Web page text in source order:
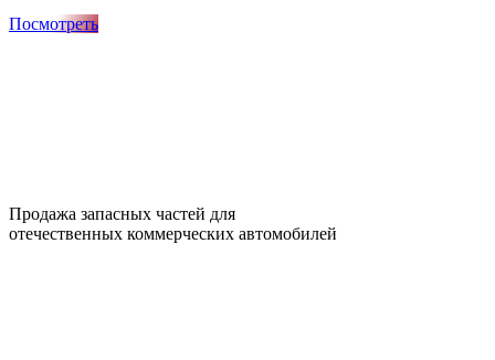
Посмотреть
Продажа запасных частей для
отечественных коммерческих автомобилей